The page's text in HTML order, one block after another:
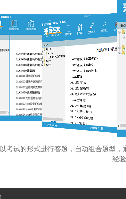
考试的形式进行答题，自动组合题型
经